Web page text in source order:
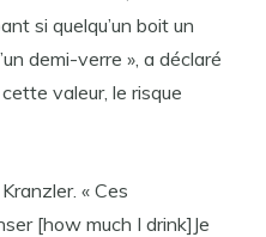
si quelqu’un boit un
demi-verre », a déclaré
valeur, le risque
« Ces
[how much I drink]Je